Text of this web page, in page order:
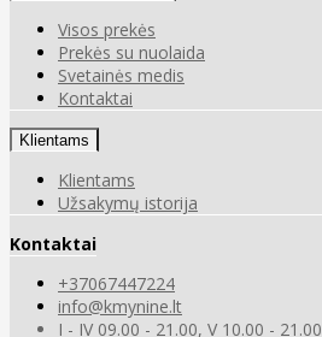
Visos prekės
Prekės su nuolaida
Svetainės medis
Kontaktai
Klientams
Klientams
Užsakymų istorija
Kontaktai
+37067447224
info@kmynine.lt
I - IV 09.00 - 21.00, V 10.00 - 21.00